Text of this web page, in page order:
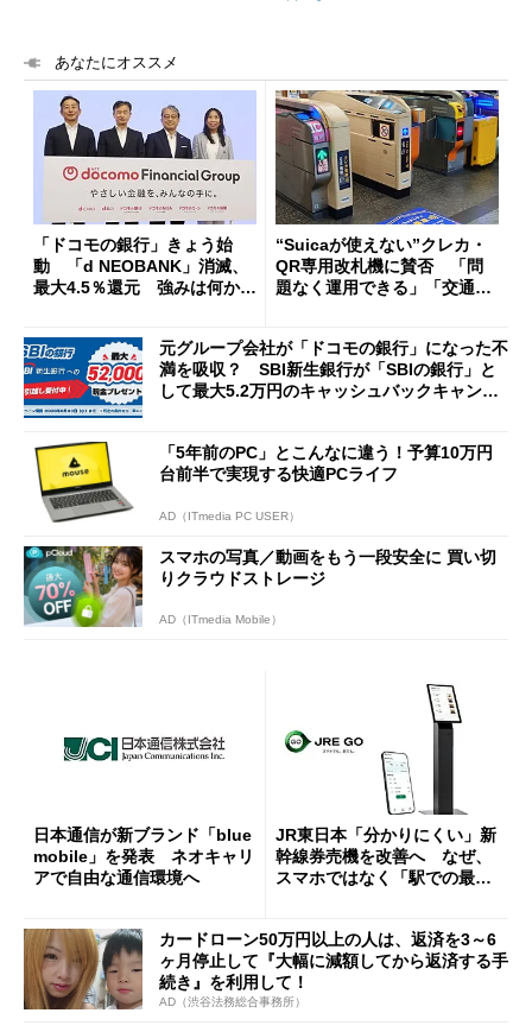
あなたにオススメ
「ドコモの銀行」きょう始
動 「d NEOBANK」消滅、
最大4.5％還元 強みは何か解
“Suicaが使えない”クレカ・
QR専用改札機に賛否 「問
題なく運用できる」「交通系I
元グループ会社が「ドコモの銀行」になった不
満を吸収？ SBI新生銀行が「SBIの銀行」と
して最大5.2万円のキャッシュバックキャンペ
「5年前のPC」とこんなに違う！予算10万円
台前半で実現する快適PCライフ
AD（ITmedia PC USER）
スマホの写真／動画をもう一段安全に 買い切
りクラウドストレージ
AD（ITmedia Mobile）
日本通信が新ブランド「blue
mobile」を発表 ネオキャリ
アで自由な通信環境へ
JR東日本「分かりにくい」新
幹線券売機を改善へ なぜ、
スマホではなく「駅での最短
カードローン50万円以上の人は、返済を3～6
ヶ月停止して『大幅に減額してから返済する手
続き』を利用して！
AD（渋谷法務総合事務所）